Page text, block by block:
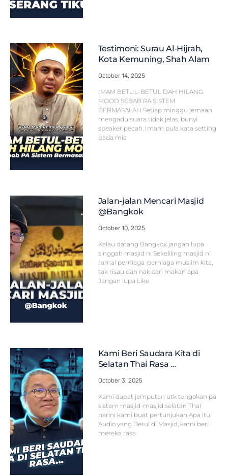
Testimoni: Surau Al-Hijrah,
Kota Kemuning, Shah Alam
October 14, 2025
IMAM BETUL-BETUL DAH HILANG
MOOD SEBAB PA SISTEM
BERMASALAH Setiap minggu jemaah
mengadu suara tidak jelas, bunyi
speaker pecah. Imam pula kata setting
pada mic
Jalan-jalan Mencari Masjid
@Bangkok
October 10, 2025
Kalau datang Bangkok jangan lupa
singgah masjid ni Sekeliling masjid ni
ramai perniaga-perniaga muslim kita,
tak risau dah nak cari makan apa
Jangan lupa Like
Kami Beri Saudara Kita di
Selatan Thai Rasa …
October 3, 2025
Kami dapat jemputan utk tengokan pa
sistem masjid-masjid selatan Thai
harini kami buat pertunjukan Apa itu
Audio yang Betul di Masjid, kami beri
mereka rasa